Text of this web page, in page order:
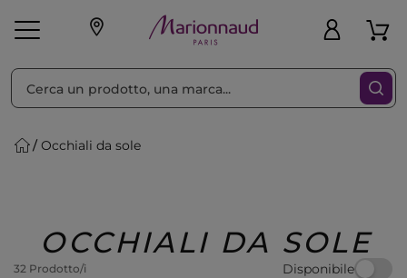
Make-up Profumi
Regalo
Occhiali da sole
OCCHIALI DA SOLE
32 Prodotto/i Disponibile
Ordina per Filtra